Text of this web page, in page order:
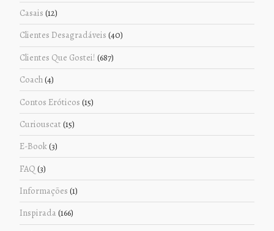
Casais (12)
Clientes Desagradáveis (40)
Clientes Que Gostei! (687)
Coach(4)
Contos Eróticos (15)
Curiouscat (15)
E-Book(3)
FAQ (3)
Informações (1)
Inspirada (166)